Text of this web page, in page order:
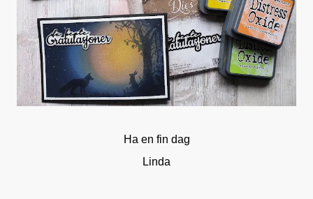
Ha en fin dag
Linda